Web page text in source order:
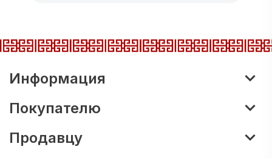
Информация
Покупателю
Продавцу